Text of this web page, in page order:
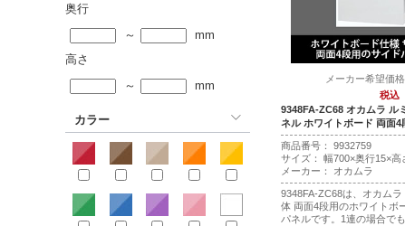
奥行
～
mm
高さ
～
mm
カラー
メーカー希望価
税込
9348FA-ZC68 オカムラ ル
ネル ホワイトボード 両面4
商品番号： 9932759
サイズ： 幅700×奥行15×高
メーカー： オカムラ
9348FA-ZC68は、オカム
体 両面4段用のホワイトボ
パネルです。1連の場合で